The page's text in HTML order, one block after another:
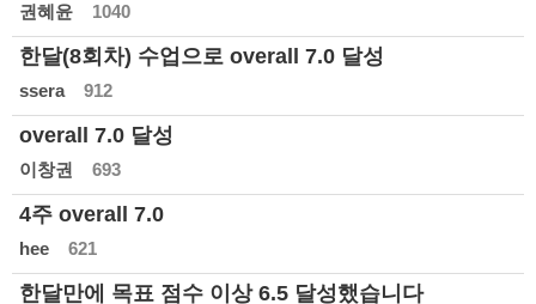
권혜윤 1040
한달(8회차) 수업으로 overall 7.0 달성
ssera 912
overall 7.0 달성
이창권 693
4주 overall 7.0
hee 621
한달만에 목표 점수 이상 6.5 달성했습니다